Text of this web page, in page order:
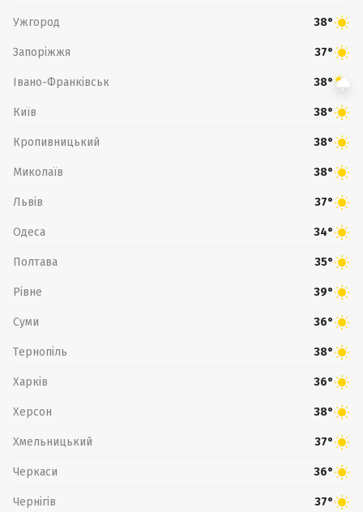
Ужгород 38°
Запоріжжя 37°
Івано-Франківськ 38°
Київ 38°
Кропивницький 38°
Миколаїв 38°
Львів 37°
Одеса 34°
Полтава 35°
Рівне 39°
Суми 36°
Тернопіль 38°
Харків 36°
Херсон 38°
Хмельницький 37°
Черкаси 36°
Чернігів 37°